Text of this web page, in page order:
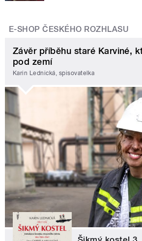
E-SHOP ČESKÉHO ROZHLASU
Závěr příběhu staré Karviné,
pod zemí
Karin Lednická, spisovatelka